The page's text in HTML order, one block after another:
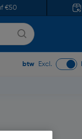
€50
btw Excl.